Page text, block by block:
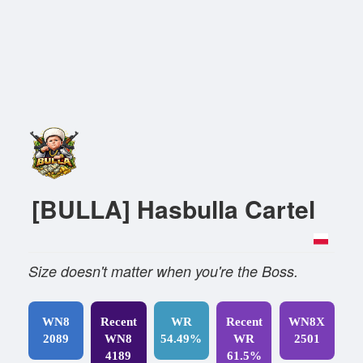
[BULLA] Hasbulla Cartel
Size doesn't matter when you're the Boss.
WN8
2089
Recent
WN8
4189
WR
54.49%
Recent
WR
61.5%
WN8X
2501